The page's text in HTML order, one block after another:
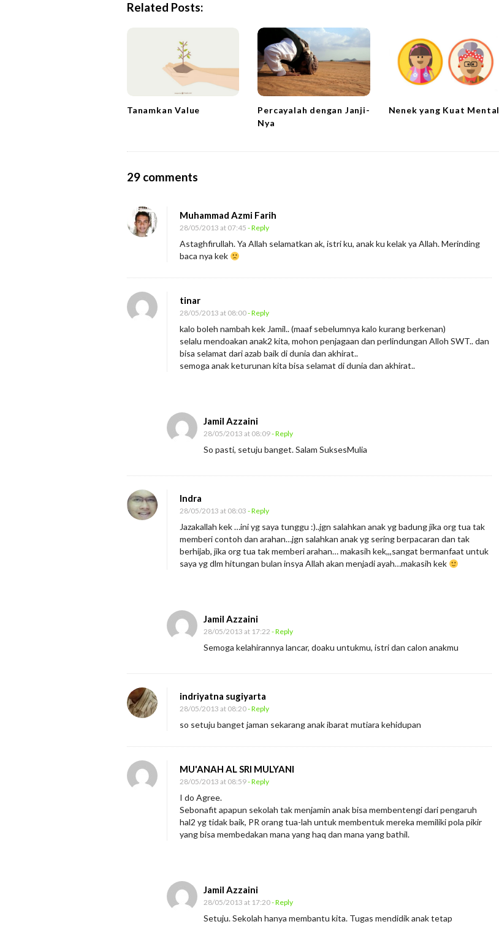
Related Posts:
Tanamkan Value
Percayalah dengan Janji-
Nya
Nenek yang Kuat Mental
29 comments
n
a
k
m
T
e
r
g
u
D
r
i
m
u
Muhammad Azmi Farih
28/05/2013 at 07:45 - Reply
Astaghfirullah. Ya Allah selamatkan ak, istri ku, anak ku kelak ya Allah. Merinding
baca nya kek
tinar
28/05/2013 at 08:00- Reply
kalo boleh nambah kek Jamil.. (maaf sebelumnya kalo kurang berkenan)
selalu mendoakan anak2 kita, mohon penjagaan dan perlindungan Alloh SWT.. dan
bisa selamat dari azab baik di dunia dan akhirat..
semoga anak keturunan kita bisa selamat di dunia dan akhirat..
Jamil Azzaini
28/05/2013 at 08:09- Reply
So pasti, setuju banget. Salam SuksesMulia
Indra
28/05/2013 at 08:03 - Reply
Jazakallah kek …ini yg saya tunggu :)..jgn salahkan anak yg badung jika org tua tak
memberi contoh dan arahan…jgn salahkan anak yg sering berpacaran dan tak
berhijab, jika org tua tak memberi arahan… makasih kek,,,sangat bermanfaat untuk
saya yg dlm hitungan bulan insya Allah akan menjadi ayah…makasih kek
Jamil Azzaini
28/05/2013 at 17:22 - Reply
Semoga kelahirannya lancar, doaku untukmu, istri dan calon anakmu
indriyatna sugiyarta
28/05/2013 at 08:20- Reply
so setuju banget jaman sekarang anak ibarat mutiara kehidupan
MU'ANAH AL SRI MULYANI
28/05/2013 at 08:59- Reply
I do Agree.
Sebonafit apapun sekolah tak menjamin anak bisa membentengi dari pengaruh
hal2 yg tidak baik, PR orang tua-lah untuk membentuk mereka memiliki pola pikir
yang bisa membedakan mana yang haq dan mana yang bathil.
Jamil Azzaini
28/05/2013 at 17:20- Reply
Setuju. Sekolah hanya membantu kita. Tugas mendidik anak tetap